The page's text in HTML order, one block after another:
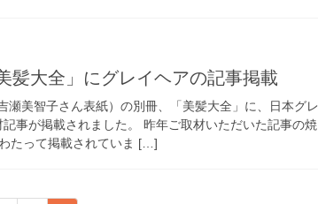
髪大全」にグレイヘアの記事掲載
瀬美智子さん表紙）の別冊、「美髪大全」に、日本グレ
事が掲載されました。 昨年ご取材いただいた記事の焼
たって掲載されていま […]